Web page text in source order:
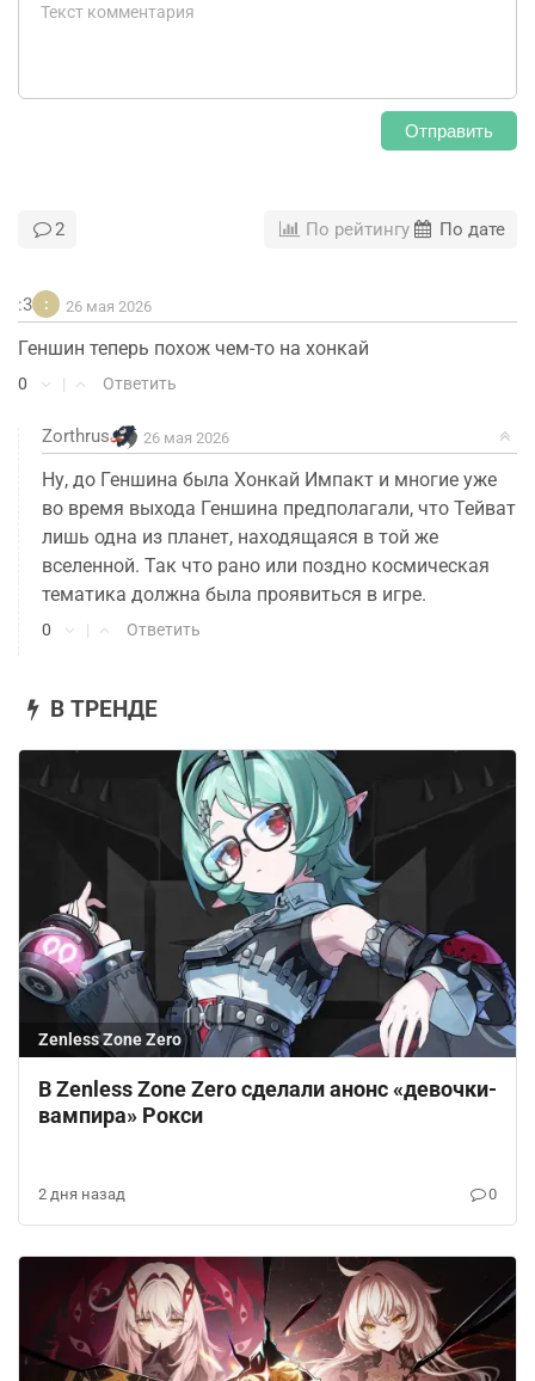
Отправить
2 По рейтингу По дате
:3 : 26 мая 2026
Геншин теперь похож чем-то на хонкай
0 | Ответить
Zorthrus 26 мая 2026
Ну, до Геншина была Хонкай Импакт и многие уже
во время выхода Геншина предполагали, что Тейват
лишь одна из планет, находящаяся в той же
вселенной. Так что рано или поздно космическая
тематика должна была проявиться в игре.
0 | Ответить
В ТРЕНДЕ
Zenless Zone Zero
В Zenless Zone Zero сделали анонс «девочки-
вампира» Рокси
2 дня назад 0